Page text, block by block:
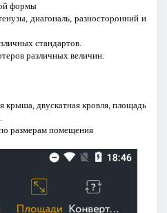
формы
диагональ, разносторонний и
стандартов.
различных величин.
крыша, двускатная кровля, площадь
размерам помещения